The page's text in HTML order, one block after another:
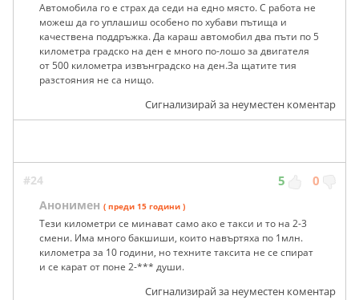
Автомобила го е страх да седи на едно място. С работа не
можеш да го уплашиш особено по хубави пътища и
качествена поддръжка. Да караш автомобил два пъти по 5
километра градско на ден е много по-лошо за двигателя
от 500 километра извънградско на ден.За щатите тия
разстояния не са нищо.
Сигнализирай за неуместен коментар
#24 5 0
Анонимен ( преди 15 години )
Тези километри се минават само ако е такси и то на 2-3
смени. Има много бакшиши, които навъртяха по 1млн.
километра за 10 години, но техните таксита не се спират
и се карат от поне 2-*** души.
Сигнализирай за неуместен коментар